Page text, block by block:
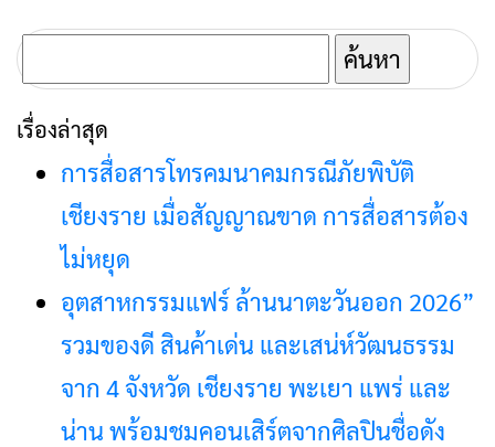
ค้นหา
สำหรับ:
เรื่องล่าสุด
การสื่อสารโทรคมนาคมกรณีภัยพิบัติ
เชียงราย เมื่อสัญญาณขาด การสื่อสารต้อง
ไม่หยุด
อุตสาหกรรมแฟร์ ล้านนาตะวันออก 2026”
รวมของดี สินค้าเด่น และเสน่ห์วัฒนธรรม
จาก 4 จังหวัด เชียงราย พะเยา แพร่ และ
น่าน พร้อมชมคอนเสิร์ตจากศิลปินชื่อดัง